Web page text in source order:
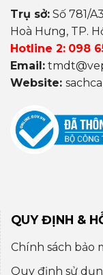
Trụ sở: Số 781/
Hoà Hưng, TP.
Hotline 2: 098
Email:
Website:
QUY ĐỊNH &
Chính sách bảo
Quy định sử